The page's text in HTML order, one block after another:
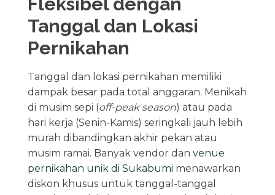
Tanggal dan Lokasi
Pernikahan
Tanggal dan lokasi pernikahan memiliki
dampak besar pada total anggaran. Menikah
di musim sepi (off-peak season) atau pada
hari kerja (Senin-Kamis) seringkali jauh lebih
murah dibandingkan akhir pekan atau
musim ramai. Banyak vendor dan venue
pernikahan unik di Sukabumi menawarkan
diskon khusus untuk tanggal-tanggal